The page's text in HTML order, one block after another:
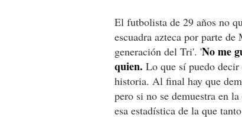
El futbolista de 29 años no
escuadra azteca por parte
generación del Tri'. 'No me
quien. Lo que sí puedo decir
historia. Al final hay que
pero si no se demuestra en
esa estadística de la que